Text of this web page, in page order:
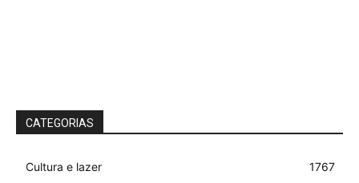
CATEGORIAS
Cultura e lazer
1767